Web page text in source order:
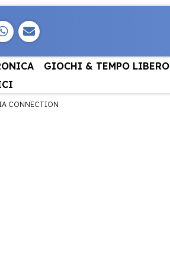
GIOCHI & TEMPO LIBERO
CONNECTION